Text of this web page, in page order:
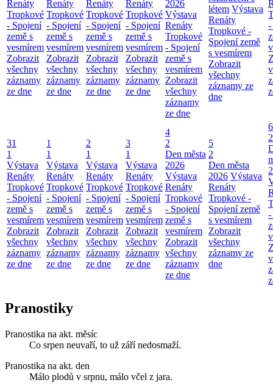
Renáty
Tropkové
- Spojení
země s
vesmírem
Zobrazit
všechny
záznamy
ze dne
Renáty
Tropkové
- Spojení
země s
vesmírem
Zobrazit
všechny
záznamy
ze dne
Renáty
Tropkové
- Spojení
země s
vesmírem
Zobrazit
všechny
záznamy
ze dne
Renáty
Tropkové
- Spojení
země s
vesmírem
Zobrazit
všechny
záznamy
ze dne
2026
Výstava
Renáty
Tropkové
- Spojení
země s
vesmírem
Zobrazit
všechny
záznamy
ze dne
létem Výstava
Renáty
Tropkové -
Spojení země
s vesmírem
Zobrazit
všechny
záznamy ze
dne
-
31
1
Výstava
Renáty
Tropkové
- Spojení
země s
vesmírem
Zobrazit
všechny
záznamy
ze dne
1
1
Výstava
Renáty
Tropkové
- Spojení
země s
vesmírem
Zobrazit
všechny
záznamy
ze dne
2
1
Výstava
Renáty
Tropkové
- Spojení
země s
vesmírem
Zobrazit
všechny
záznamy
ze dne
3
1
Výstava
Renáty
Tropkové
- Spojení
země s
vesmírem
Zobrazit
všechny
záznamy
ze dne
4
2
Den města
2026
Výstava
Renáty
Tropkové
- Spojení
země s
vesmírem
Zobrazit
všechny
záznamy
ze dne
5
2
Den města
2026 Výstava
Renáty
Tropkové -
Spojení země
s vesmírem
Zobrazit
všechny
záznamy ze
dne
6
2
-
Pranostiky
Pranostika na akt. měsíc
Co srpen neuvaří, to už září nedosmaží.
Pranostika na akt. den
Málo plodů v srpnu, málo včel z jara.